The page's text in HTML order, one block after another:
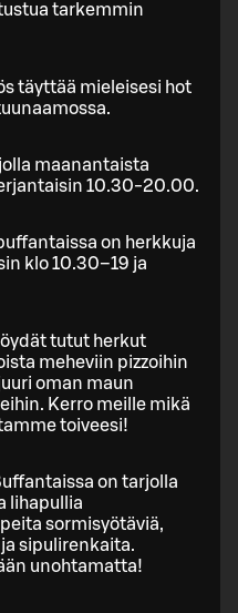
tarkemmin
täyttää mieleisesi hot
maanantaista
10.30-20.00.
on herkkuja
klo 10.30–19 ja
löydät tutut herkut
meheviin pizzoihin
oman maun
Kerro meille mikä
toiveesi!
on tarjolla
lihapullia
sormisyötäviä,
sipulirenkaita.
unohtamatta!